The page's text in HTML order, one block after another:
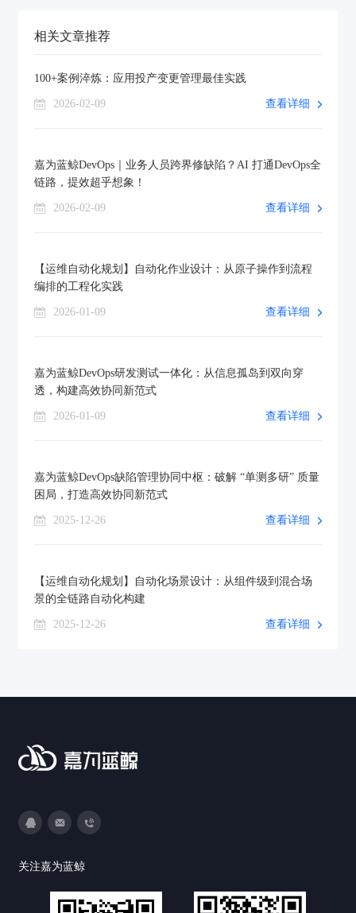
相关文章推荐
100+案例淬炼：应用投产变更管理最佳实践
2026-02-09 查看详细
嘉为蓝鲸DevOps｜业务人员跨界修缺陷？AI 打通DevOps全
链路，提效超乎想象！
2026-02-09 查看详细
【运维自动化规划】自动化作业设计：从原子操作到流程
编排的工程化实践
2026-01-09 查看详细
嘉为蓝鲸DevOps研发测试一体化：从信息孤岛到双向穿
透，构建高效协同新范式
2026-01-09 查看详细
嘉为蓝鲸DevOps缺陷管理协同中枢：破解 “单测多研” 质量
困局，打造高效协同新范式
2025-12-26 查看详细
【运维自动化规划】自动化场景设计：从组件级到混合场
景的全链路自动化构建
2025-12-26 查看详细
关注嘉为蓝鲸